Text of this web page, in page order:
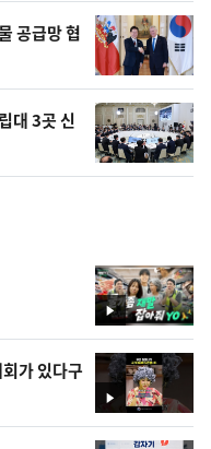
공급망 협
대 3곳 신
영
상
영
상
가 있다구